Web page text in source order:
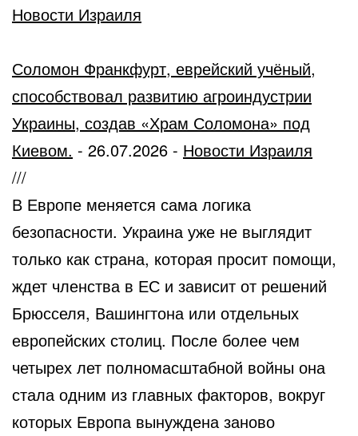
Новости Израиля
Соломон Франкфурт, еврейский учёный,
способствовал развитию агроиндустрии
Украины, создав «Храм Соломона» под
Киевом. - 26.07.2026 - Новости Израиля
///
В Европе меняется сама логика
безопасности. Украина уже не выглядит
только как страна, которая просит помощи,
ждет членства в ЕС и зависит от решений
Брюсселя, Вашингтона или отдельных
европейских столиц. После более чем
четырех лет полномасштабной войны она
стала одним из главных факторов, вокруг
которых Европа вынуждена заново